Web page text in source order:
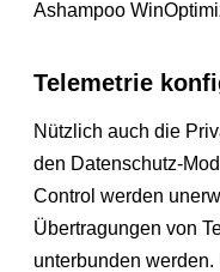
Ashampoo
Telemetrie
Nützlich auch die
den Datenschutz-
Control werden
Übertragungen von
unterbunden